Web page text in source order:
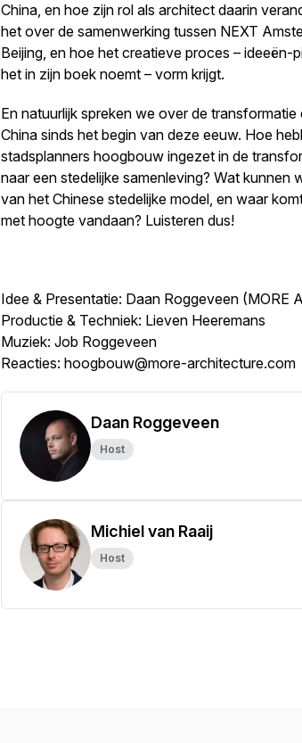
China, en hoe zijn rol als architect daarin
het over de samenwerking tussen NEXT
Beijing, en hoe het creatieve proces – ideeën-
het in zijn boek noemt – vorm krijgt.
En natuurlijk spreken we over de
China sinds het begin van deze eeuw. Hoe
stadsplanners hoogbouw ingezet in de
naar een stedelijke samenleving? Wat kunnen
van het Chinese stedelijke model, en waar
met hoogte vandaan? Luisteren dus!
Idee & Presentatie: Daan Roggeveen (MORE
Productie & Techniek: Lieven Heeremans
Muziek: Job Roggeveen
Reacties: hoogbouw@more-architecture.com
Daan Roggeveen
Host
Michiel van Raaij
Host